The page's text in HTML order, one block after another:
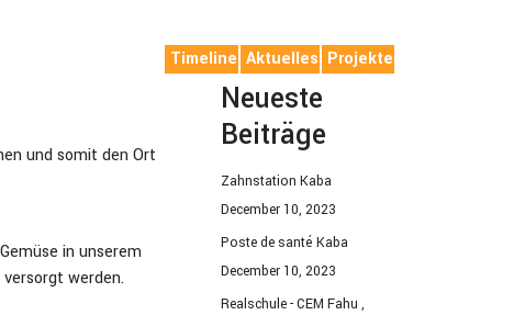
Timeline Aktuelles Projekte
und somit den Ort
in unserem
werden.
Neueste
Beiträge
Zahnstation Kaba
December 10, 2023
Poste de santé Kaba
December 10, 2023
Realschule - CEM Fahu ,